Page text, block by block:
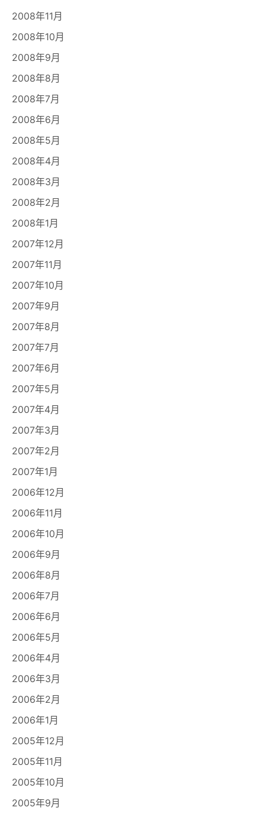
2008年11月
2008年10月
2008年9月
2008年8月
2008年7月
2008年6月
2008年5月
2008年4月
2008年3月
2008年2月
2008年1月
2007年12月
2007年11月
2007年10月
2007年9月
2007年8月
2007年7月
2007年6月
2007年5月
2007年4月
2007年3月
2007年2月
2007年1月
2006年12月
2006年11月
2006年10月
2006年9月
2006年8月
2006年7月
2006年6月
2006年5月
2006年4月
2006年3月
2006年2月
2006年1月
2005年12月
2005年11月
2005年10月
2005年9月